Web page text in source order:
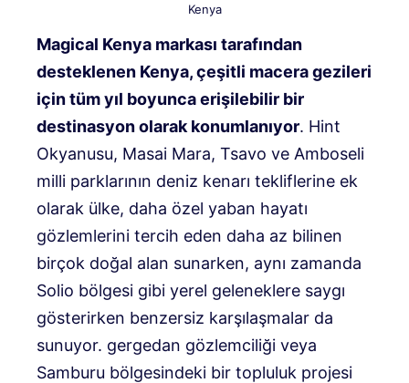
Kenya
Magical Kenya markası tarafından
desteklenen Kenya, çeşitli macera gezileri
için tüm yıl boyunca erişilebilir bir
destinasyon olarak konumlanıyor. Hint
Okyanusu, Masai Mara, Tsavo ve Amboseli
milli parklarının deniz kenarı tekliflerine ek
olarak ülke, daha özel yaban hayatı
gözlemlerini tercih eden daha az bilinen
birçok doğal alan sunarken, aynı zamanda
Solio bölgesi gibi yerel geleneklere saygı
gösterirken benzersiz karşılaşmalar da
sunuyor. gergedan gözlemciliği veya
Samburu bölgesindeki bir topluluk projesi